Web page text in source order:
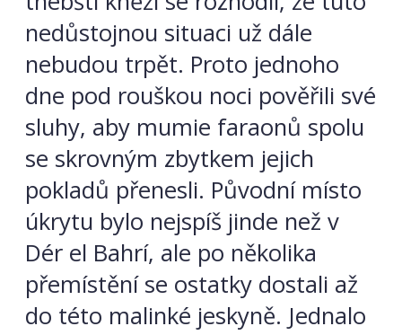
nedůstojnou situaci už dále
nebudou trpět. Proto jednoho
dne pod rouškou noci pověřili své
sluhy, aby mumie faraonů spolu
se skrovným zbytkem jejich
pokladů přenesli. Původní místo
úkrytu bylo nejspíš jinde než v
Dér el Bahrí, ale po několika
přemístění se ostatky dostali až
do této malinké jeskyně. Jednalo